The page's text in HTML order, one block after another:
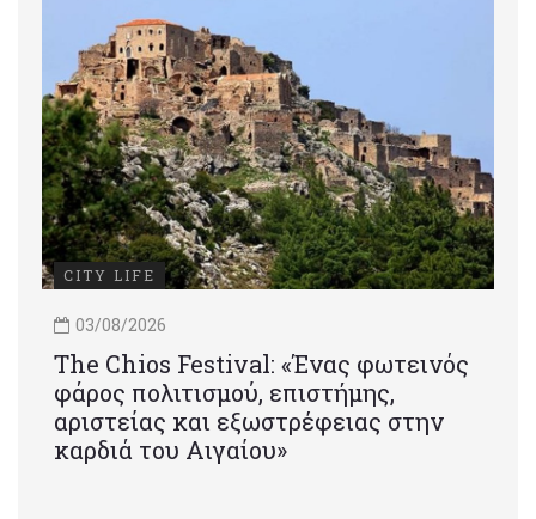
CITY LIFE
03/08/2026
Τhe Chios Festival: «Ένας φωτεινός
φάρος πολιτισμού, επιστήμης,
αριστείας και εξωστρέφειας στην
καρδιά του Αιγαίου»